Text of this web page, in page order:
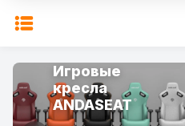
Игровые
кресла
ANDASEAT